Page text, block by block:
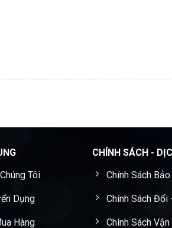
Tôi
Dụng
Hàng
CHÍNH SÁCH -
Chính Sách
Chính Sách Đổi
Chính Sách Vận